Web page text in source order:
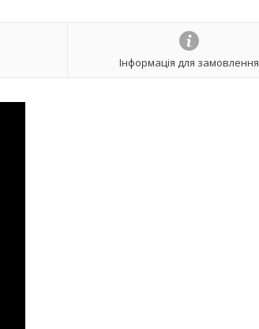
Інформація для замовлення